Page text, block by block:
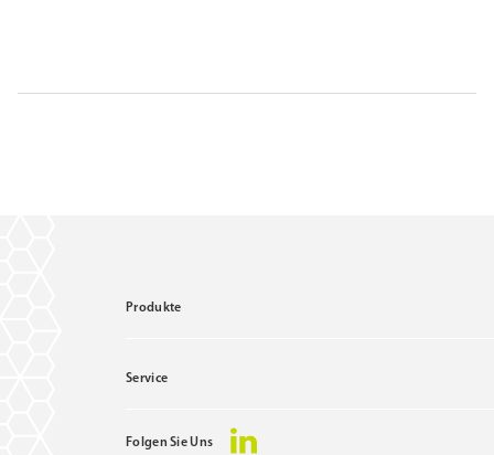
Produkte
Service
Folgen Sie Uns